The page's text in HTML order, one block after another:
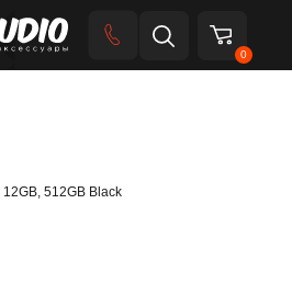
0
512GB Black